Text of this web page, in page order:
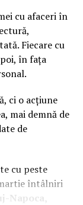
cu afaceri în
Fiecare cu
în fața
ci o acțiune
mai demnă de
de
cu peste
întâlniri
Napoca,